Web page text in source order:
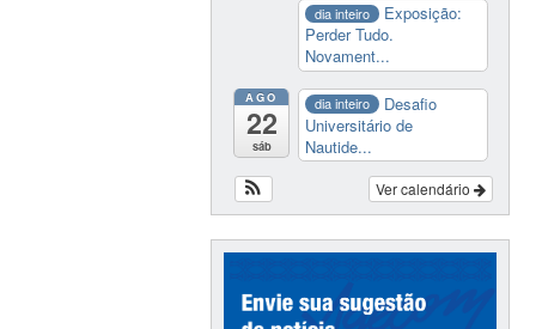
dia inteiro
Exposição:
Perder Tudo.
Novament...
AGO
22
sáb
dia inteiro
Desafio
Universitário de
Nautide...
Ver calendário